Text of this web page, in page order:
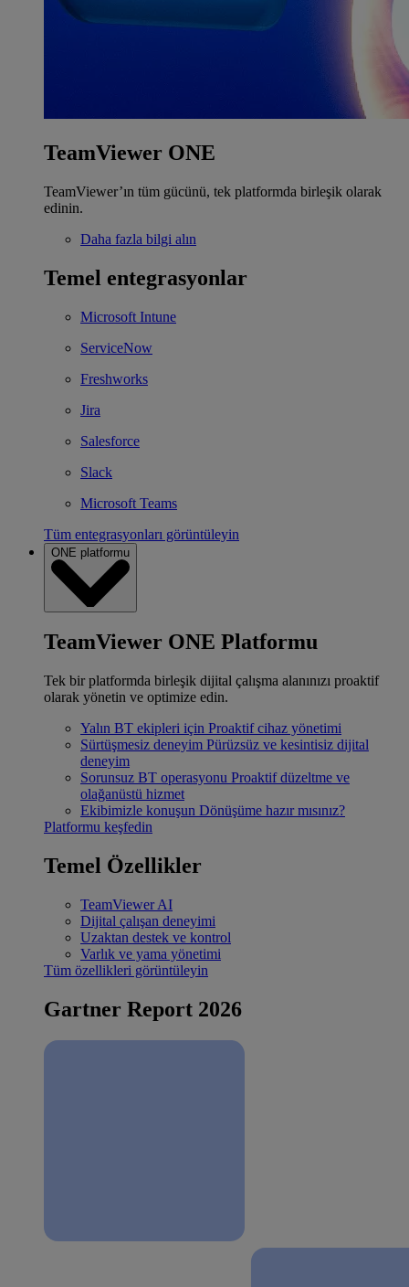
TeamViewer ONE
TeamViewer’ın tüm gücünü, tek platformda birleşik olarak
edinin.
Daha fazla bilgi alın
Temel entegrasyonlar
Microsoft Intune
ServiceNow
Freshworks
Jira
Salesforce
Slack
Microsoft Teams
Tüm entegrasyonları görüntüleyin
ONE platformu
TeamViewer ONE Platformu
Tek bir platformda birleşik dijital çalışma alanınızı proaktif
olarak yönetin ve optimize edin.
Yalın BT ekipleri için Proaktif cihaz yönetimi
Sürtüşmesiz deneyim Pürüzsüz ve kesintisiz dijital
deneyim
Sorunsuz BT operasyonu Proaktif düzeltme ve
olağanüstü hizmet
Ekibimizle konuşun Dönüşüme hazır mısınız?
Platformu keşfedin
Temel Özellikler
TeamViewer AI
Dijital çalışan deneyimi
Uzaktan destek ve kontrol
Varlık ve yama yönetimi
Tüm özellikleri görüntüleyin
Gartner Report 2026